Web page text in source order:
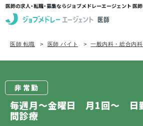
医師の求人・転職・募集ならジョブメドレーエージェント 医師
求人を探す
定期非常勤の求人
医師 転職 医師 バイト 一般内科・総合内
非常勤
毎週月～金曜日 月1回～
問診療